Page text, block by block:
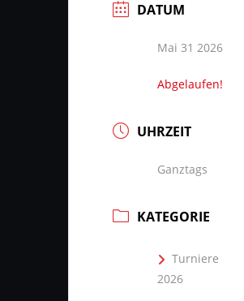
DATUM
Mai 31 2026
Abgelaufen!
UHRZEIT
Ganztags
KATEGORIE
Turniere
2026